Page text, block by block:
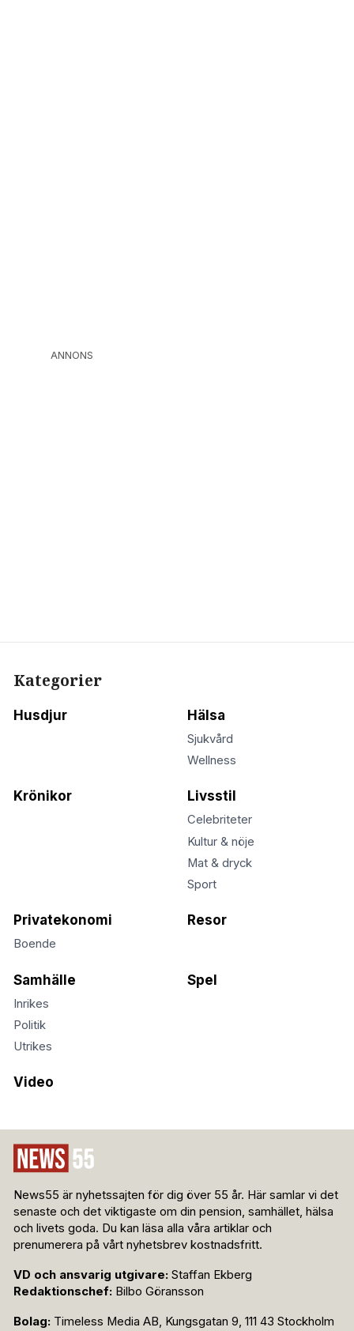
ANNONS
Kategorier
Husdjur Hälsa
Sjukvård
Wellness
Krönikor Livsstil
Celebriteter
Kultur & nöje
Mat & dryck
Sport
Privatekonomi
Boende
Resor
Samhälle
Inrikes
Politik
Utrikes
Spel
Video
News55 är nyhetssajten för dig över 55 år. Här samlar vi det
senaste och det viktigaste om din pension, samhället, hälsa
och livets goda. Du kan läsa alla våra artiklar och
prenumerera på vårt nyhetsbrev kostnadsfritt.
VD och ansvarig utgivare: Staffan Ekberg
Redaktionschef: Bilbo Göransson
Bolag: Timeless Media AB, Kungsgatan 9, 111 43 Stockholm